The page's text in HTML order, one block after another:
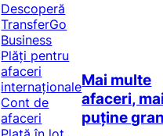
Descoperă
TransferGo
Business
Plăți pentru
afaceri
internaționale
Cont de
afaceri
Mai multe
afaceri,
puține